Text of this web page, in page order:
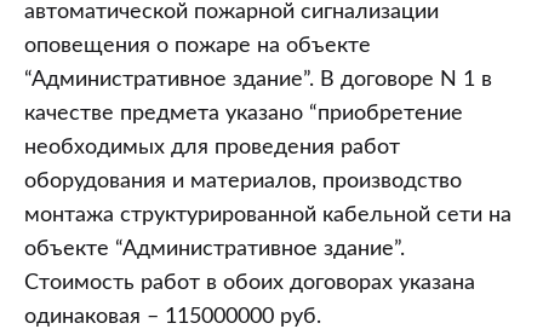
автоматической пожарной сигнализации
оповещения о пожаре на объекте
“Административное здание”. В договоре N 1 в
качестве предмета указано “приобретение
необходимых для проведения работ
оборудования и материалов, производство
монтажа структурированной кабельной сети на
объекте “Административное здание”.
Стоимость работ в обоих договорах указана
одинаковая – 115000000 руб.